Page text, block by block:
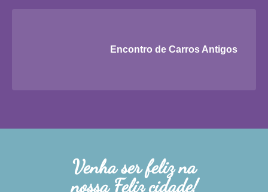
Encontro de Carros Antigos
Venha ser feliz na
nossa Feliz cidade!